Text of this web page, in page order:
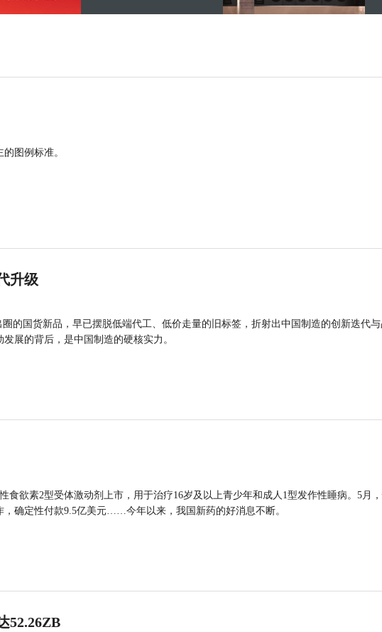
图例标准。
升级
的国货新品，早已摆脱低端代工、低价走量的旧标签，折射出中国制造的创新迭代
展的背后，是中国制造的硬核实力。
食欲素2型受体激动剂上市，用于治疗16岁及以上青少年和成人1型发作性睡病。5月
确定性付款9.5亿美元……今年以来，我国新药的好消息不断。
52.26ZB